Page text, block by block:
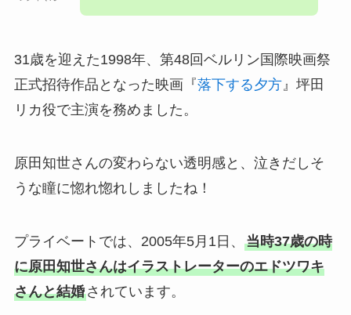
31歳を迎えた1998年、第48回ベルリン国際映画祭
正式招待作品となった映画『落下する夕方』坪田
リカ役で主演を務めました。
原田知世さんの変わらない透明感と、泣きだしそ
うな瞳に惚れ惚れしましたね！
プライベートでは、2005年5月1日、 当時37歳の時
に原田知世さんはイラストレーターのエドツワキ
さんと結婚されています。